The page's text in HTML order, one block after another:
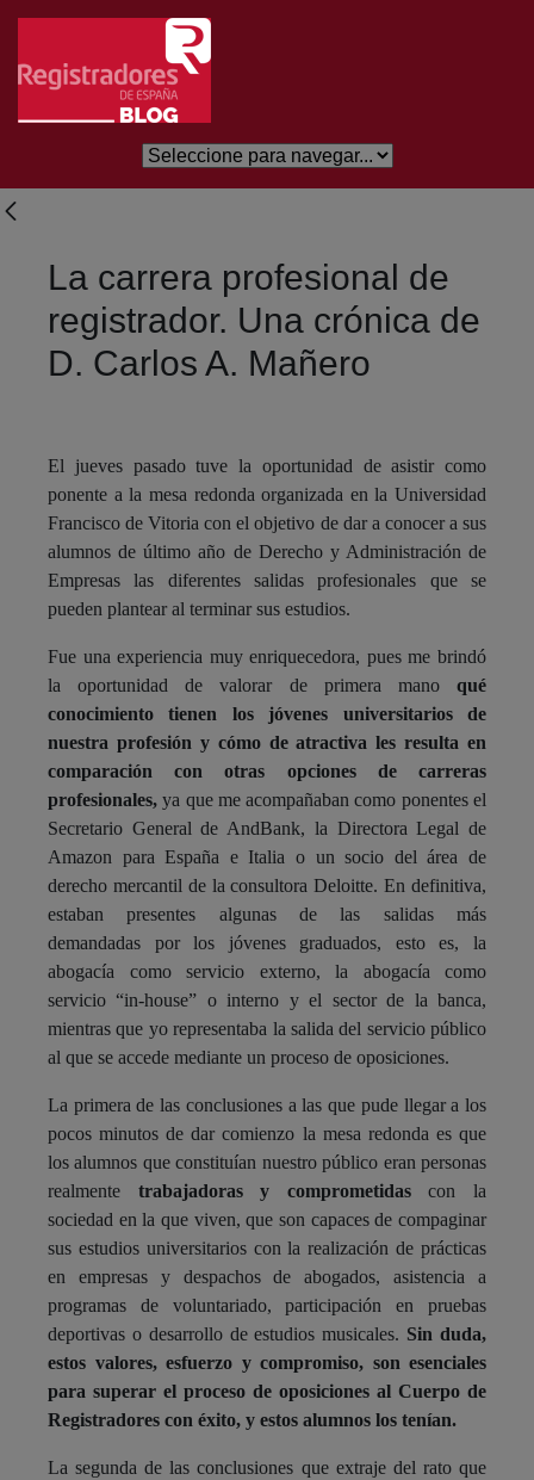
Salta al contingut principal
La carrera profesional de
registrador. Una crónica de
D. Carlos A. Mañero
El jueves pasado tuve la oportunidad de asistir como
ponente a la mesa redonda organizada en la Universidad
Francisco de Vitoria con el objetivo de dar a conocer a sus
alumnos de último año de Derecho y Administración de
Empresas las diferentes salidas profesionales que se
pueden plantear al terminar sus estudios.
Fue una experiencia muy enriquecedora, pues me brindó
la oportunidad de valorar de primera mano qué
conocimiento tienen los jóvenes universitarios de
nuestra profesión y cómo de atractiva les resulta en
comparación con otras opciones de carreras
profesionales, ya que me acompañaban como ponentes el
Secretario General de AndBank, la Directora Legal de
Amazon para España e Italia o un socio del área de
derecho mercantil de la consultora Deloitte. En definitiva,
estaban presentes algunas de las salidas más
demandadas por los jóvenes graduados, esto es, la
abogacía como servicio externo, la abogacía como
servicio “in-house” o interno y el sector de la banca,
mientras que yo representaba la salida del servicio público
al que se accede mediante un proceso de oposiciones.
La primera de las conclusiones a las que pude llegar a los
pocos minutos de dar comienzo la mesa redonda es que
los alumnos que constituían nuestro público eran personas
realmente trabajadoras y comprometidascon la
sociedad en la que viven, que son capaces de compaginar
sus estudios universitarios con la realización de prácticas
en empresas y despachos de abogados, asistencia a
programas de voluntariado, participación en pruebas
deportivas o desarrollo de estudios musicales. Sin duda,
estos valores, esfuerzo y compromiso, son esenciales
para superar el proceso de oposiciones al Cuerpo de
Registradores con éxito, y estos alumnos los tenían.
La segunda de las conclusiones que extraje del rato que